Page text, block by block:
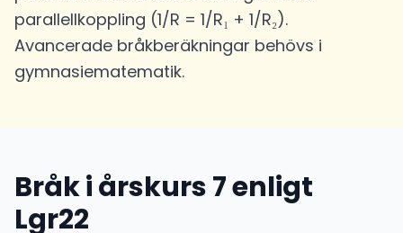
parallellkoppling (1/R = 1/R₁ + 1/R₂).
Avancerade bråkberäkningar behövs i
gymnasiematematik.
Bråk i årskurs 7 enligt
Lgr22